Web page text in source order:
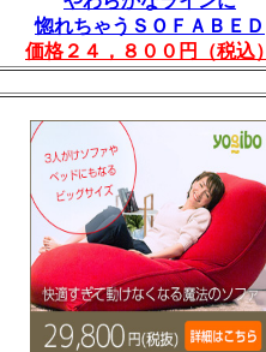
惚れちゃうＳＯＦＡＢＥＤ
価格２４，８００円（税込）